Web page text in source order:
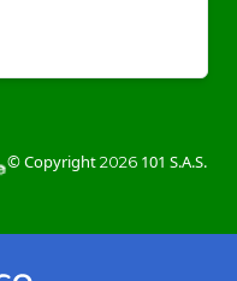
© Copyright2026101 S.A.S.